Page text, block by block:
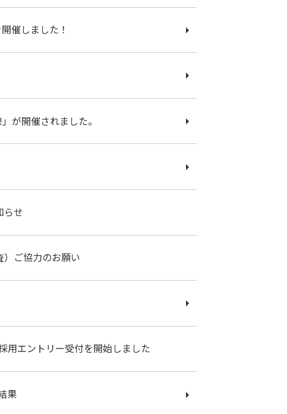
催しました！
が開催されました。
らせ
ご協力のお願い
用エントリー受付を開始しました
果